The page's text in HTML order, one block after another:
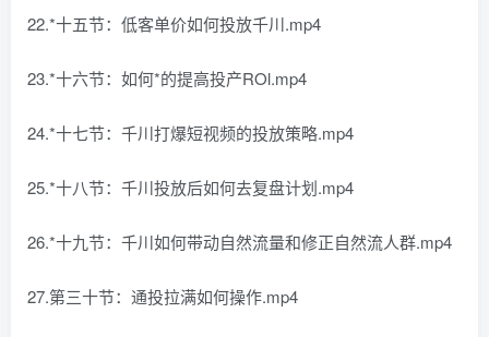
22.*十五节：低客单价如何投放千川.mp4
23.*十六节：如何*的提高投产ROl.mp4
24.*十七节：千川打爆短视频的投放策略.mp4
25.*十八节：千川投放后如何去复盘计划.mp4
26.*十九节：千川如何带动自然流量和修正自然流人群.mp4
27.第三十节：通投拉满如何操作.mp4